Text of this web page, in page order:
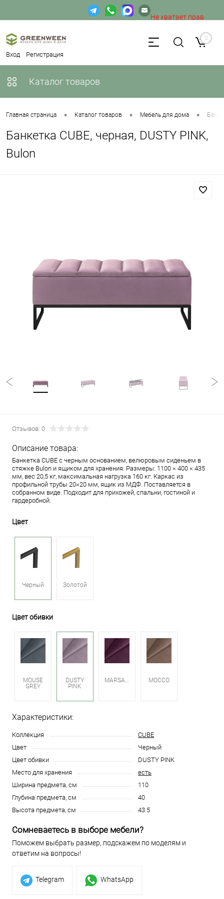
Вход Регистрация
Не хватает прав
доступа к веб-форме. 0
Каталог товаров
Главная страница • Каталог товаров • Мебель для дома •
Банкетка CUBE, черная, DUSTY PINK,
Bulon
Отзывов: 0
Описание товара:
Банкетка CUBE с черным основанием, велюровым сиденьем в
стяжке Bulon и ящиком для хранения. Размеры: 1100 × 400 × 435
мм, вес 20,5 кг, максимальная нагрузка 160 кг. Каркас из
профильной трубы 20×20 мм, ящик из МДФ. Поставляется в
собранном виде. Подходит для прихожей, спальни, гостиной и
гардеробной.
Цвет
Черный Золотой
Цвет обивки
MOUSE
GREY
DUSTY
PINK
MOCCO
Характеристики:
Коллекция
CUBE
Цвет
Черный
Цвет обивки
DUSTY PINK
Место для хранения
есть
Ширина предмета, см
110
Глубина предмета, см
40
Высота предмета, см
43.5
Сомневаетесь в выборе мебели?
Поможем выбрать размер, подскажем по моделям и
ответим на вопросы!
Telegram WhatsApp